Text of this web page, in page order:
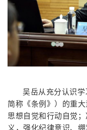
吴岳从充分认识
简称《条例》）的重
思想自觉和行动自觉
义，强化纪律意识、